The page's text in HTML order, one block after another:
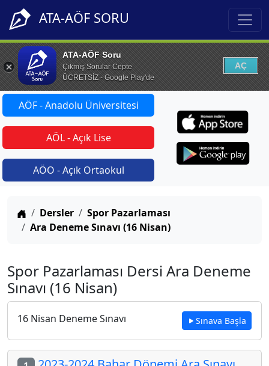
ATA-AÖF SORU
ATA-AÖF Soru
Çıkmış Sorular Cepte
ÜCRETSİZ - Google Play'de
AÇ
AÖF - Anadolu Üniversitesi
AÖL - Açık Lise
AÖO - Açık Ortaokul
Anasayfa
Dersler
Spor Pazarlaması
Ara Deneme Sınavı (16 Nisan)
Spor Pazarlaması Dersi Ara Deneme
Sınavı (16 Nisan)
16 Nisan Deneme Sınavı Sınava Başla